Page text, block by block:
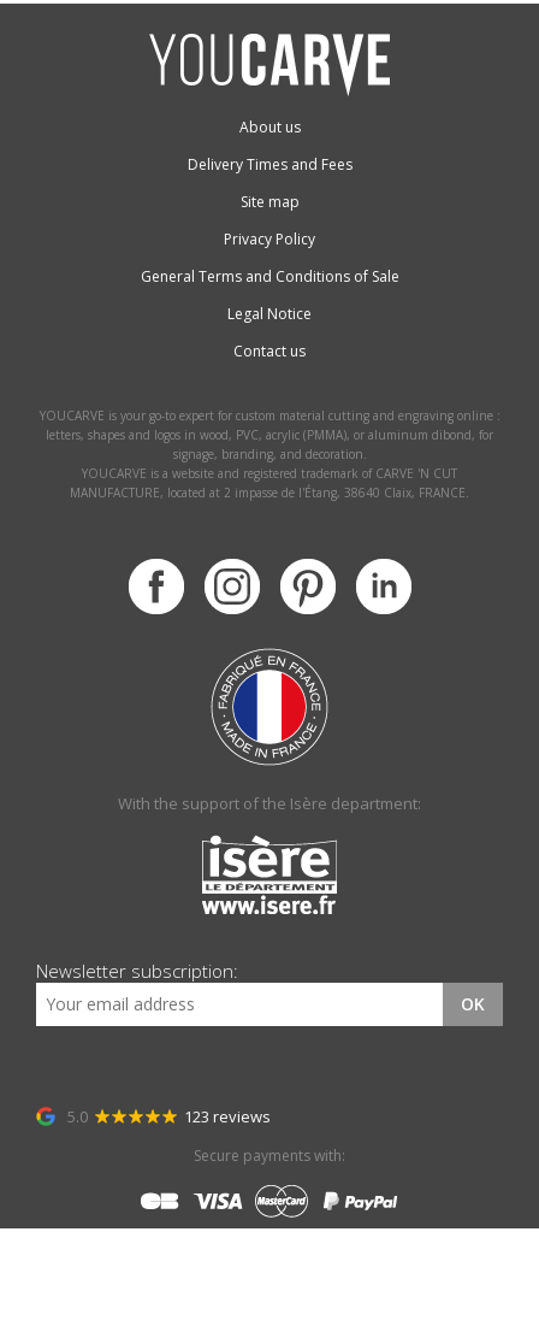
About us
Delivery Times and Fees
Site map
Privacy Policy
General Terms and Conditions of Sale
Legal Notice
Contact us
YOUCARVE is your go-to expert for custom material cutting and engraving online :
letters, shapes and logos in wood, PVC, acrylic (PMMA), or aluminum dibond, for
signage, branding, and decoration.
YOUCARVE is a website and registered trademark of CARVE 'N CUT
MANUFACTURE, located at 2 impasse de l'Étang, 38640 Claix, FRANCE.
With the support of the Isère department:
Newsletter subscription:
OK
5.0 123 reviews
Secure payments with: